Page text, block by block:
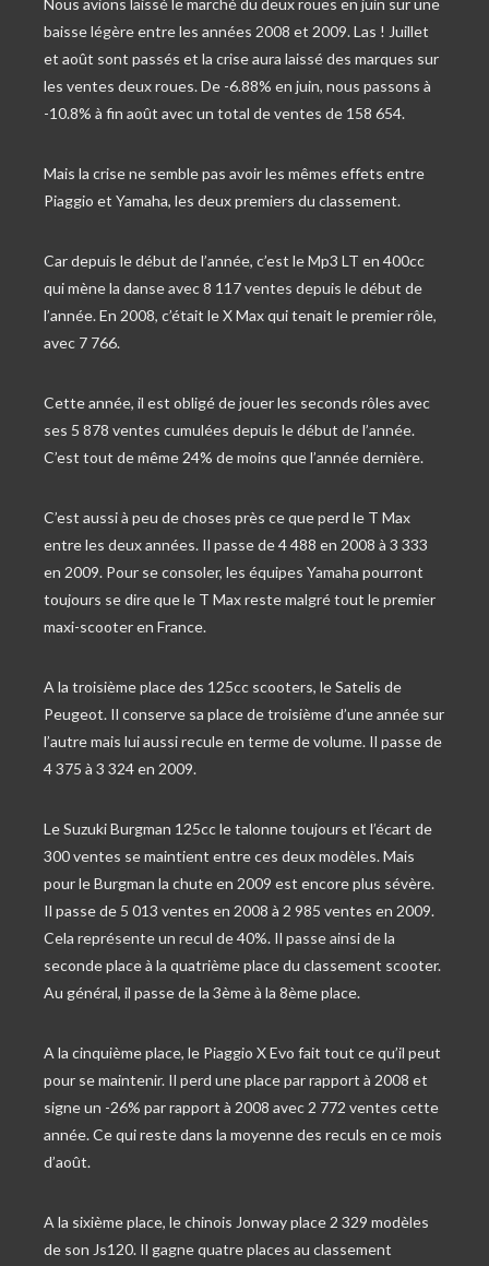
Nous avions laissé le marché du deux roues en juin sur une
baisse légère entre les années 2008 et 2009. Las ! Juillet
et août sont passés et la crise aura laissé des marques sur
les ventes deux roues. De -6.88% en juin, nous passons à
-10.8% à fin août avec un total de ventes de 158 654.
Mais la crise ne semble pas avoir les mêmes effets entre
Piaggio et Yamaha, les deux premiers du classement.
Car depuis le début de l’année, c’est le Mp3 LT en 400cc
qui mène la danse avec 8 117 ventes depuis le début de
l’année. En 2008, c’était le X Max qui tenait le premier rôle,
avec 7 766.
Cette année, il est obligé de jouer les seconds rôles avec
ses 5 878 ventes cumulées depuis le début de l’année.
C’est tout de même 24% de moins que l’année dernière.
C’est aussi à peu de choses près ce que perd le T Max
entre les deux années. Il passe de 4 488 en 2008 à 3 333
en 2009. Pour se consoler, les équipes Yamaha pourront
toujours se dire que le T Max reste malgré tout le premier
maxi-scooter en France.
A la troisième place des 125cc scooters, le Satelis de
Peugeot. Il conserve sa place de troisième d’une année sur
l’autre mais lui aussi recule en terme de volume. Il passe de
4 375 à 3 324 en 2009.
Le Suzuki Burgman 125cc le talonne toujours et l’écart de
300 ventes se maintient entre ces deux modèles. Mais
pour le Burgman la chute en 2009 est encore plus sévère.
Il passe de 5 013 ventes en 2008 à 2 985 ventes en 2009.
Cela représente un recul de 40%. Il passe ainsi de la
seconde place à la quatrième place du classement scooter.
Au général, il passe de la 3ème à la 8ème place.
A la cinquième place, le Piaggio X Evo fait tout ce qu’il peut
pour se maintenir. Il perd une place par rapport à 2008 et
signe un -26% par rapport à 2008 avec 2 772 ventes cette
année. Ce qui reste dans la moyenne des reculs en ce mois
d’août.
A la sixième place, le chinois Jonway place 2 329 modèles
de son Js120. Il gagne quatre places au classement